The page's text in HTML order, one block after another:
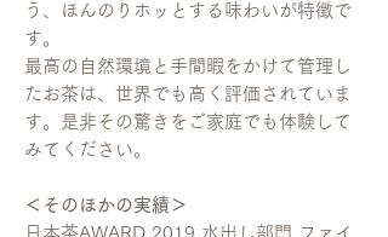
う、ほんのりホッとする味わいが特徴で
す。
最高の自然環境と手間暇をかけて管理し
たお茶は、世界でも高く評価されていま
す。是非その驚きをご家庭でも体験して
みてください。
＜そのほかの実績＞
日本茶AWARD 2019 水出し部門 ファイ